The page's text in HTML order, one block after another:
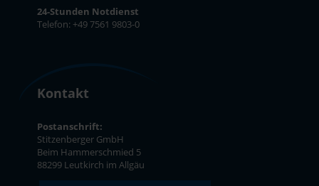
24-Stunden Notdienst
Telefon: +49 7561 9803-0
Kontakt
Postanschrift:
Stitzenberger GmbH
Beim Hammerschmied 5
88299 Leutkirch im Allgäu